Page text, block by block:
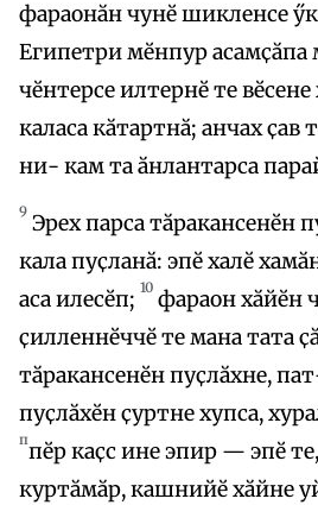
фараонӑн чунӗ шикленсе
Египетри мӗнпур асамҫӑпа
чӗнтерсе илтернӗ те
каласа кӑтартнӑ; анчах ҫав
ни- кам та ӑнлантарса
9 Эрех парса тӑракансенӗн
кала пуҫланӑ: эпӗ халӗ
аса илесӗп; 10 фараон хӑйӗн
ҫилленнӗччӗ те мана тата
тӑракансенӗн пуҫлӑхне,
пуҫлӑхӗн ҫуртне хупса,
ппӗр каҫс ине эпир — эпӗ
куртӑмӑр, кашнийӗ хӑйне